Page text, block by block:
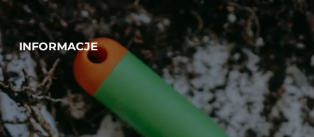
INFORMACJE